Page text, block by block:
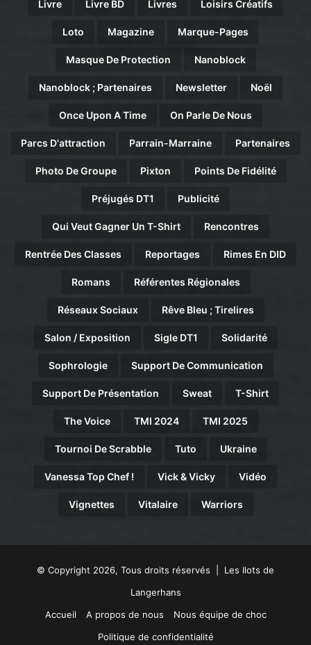
Livre Livre BD Livres Loisirs Créatifs
Loto Magazine Marque-Pages
Masque De Protection Nanoblock
Nanoblock ; Partenaires Newsletter Noël
Once Upon A Time On Parle De Nous
Parcs D'attraction Parrain-Marraine Partenaires
Photo De Groupe Pixton Points De Fidélité
Préjugés DT1 Publicité
Qui Veut Gagner Un T-Shirt Rencontres
Rentrée Des Classes Reportages Rimes En DID
Romans Référentes Régionales
Réseaux Sociaux Rêve Bleu ; Tirelires
Salon / Exposition Sigle DT1 Solidarité
Sophrologie Support De Communication
Support De Présentation Sweat T-Shirt
The Voice TMI 2024 TMI 2025
Tournoi De Scrabble Tuto Ukraine
Vanessa Top Chef ! Vick & Vicky Vidéo
Vignettes Vitalaire Warriors
© Copyright 2026, Tous droits réservés | Les Ilots de
Langerhans
Accueil
A propos de nous
Nous équipe de choc
Politique de confidentialité